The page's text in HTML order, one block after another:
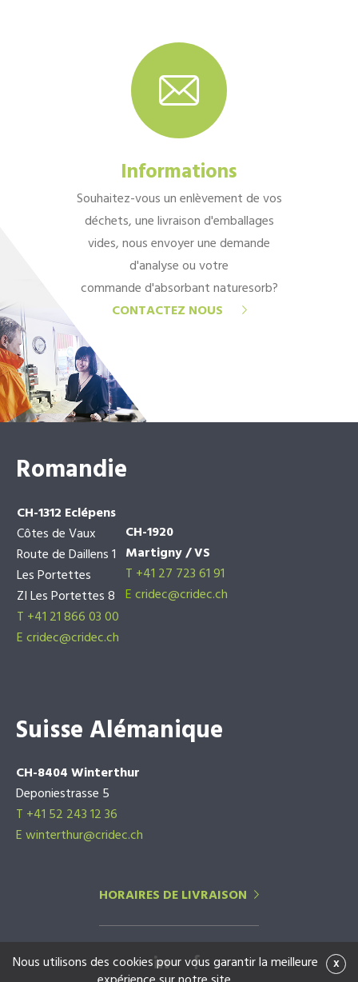
Informations
Souhaitez-vous un enlèvement de vos
déchets, une livraison d'emballages
vides, nous envoyer une demande
d'analyse ou votre
commande d'absorbant naturesorb?
CONTACTEZ NOUS
Romandie
CH-1312 Eclépens
Côtes de Vaux
Route de Daillens 1
Les Portettes
ZI Les Portettes 8
T +41 21 866 03 00
Ecridec@cridec.ch
CH-1920
Martigny / VS
T +41 27 723 61 91
Ecridec@cridec.ch
Suisse Alémanique
CH-8404 Winterthur
Deponiestrasse 5
T +41 52 243 12 36
E winterthur@cridec.ch
HORAIRES DE LIVRAISON
x
Nous utilisons des cookies pour vous garantir la meilleure